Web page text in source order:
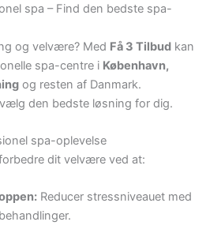
spa – Find den bedste spa-
og velvære? Med Få 3 Tilbudkan
spa-centre i København,
og resten af Danmark.
den bedste løsning for dig.
spa-oplevelse
dit velvære ved at:
Reducer stressniveauet med